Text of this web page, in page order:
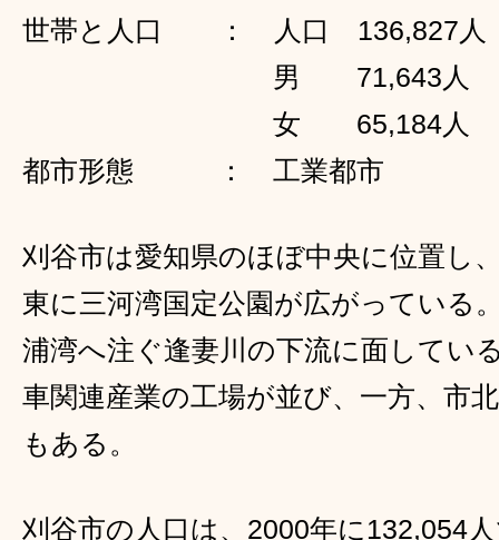
世帯と人口 ： 人口 136,827人
男 71,643人
女 65,184人 （平成
都市形態 ： 工業都市
刈谷市は愛知県のほぼ中央に位置し
東に三河湾国定公園が広がっている
浦湾へ注ぐ逢妻川の下流に面してい
車関連産業の工場が並び、一方、市
もある。
刈谷市の人口は、2000年に132,054